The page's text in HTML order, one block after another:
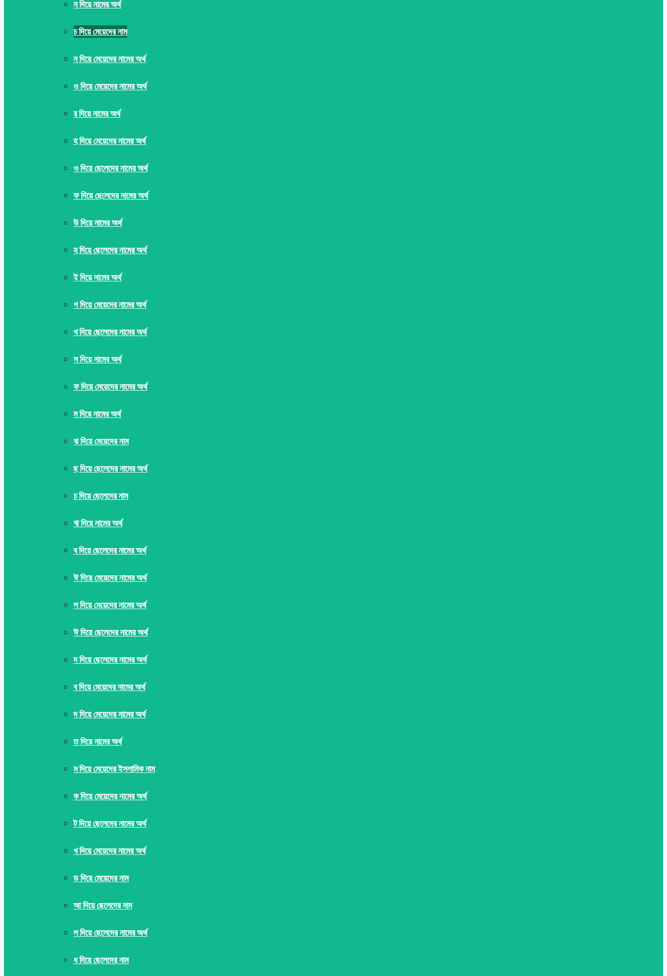
ন দিয়ে নামের অর্থ
চ দিয়ে মেয়েদের নাম
ন দিয়ে মেয়েদের নামের অর্থ
ও দিয়ে মেয়েদের নামের অর্থ
র দিয়ে নামের অর্থ
হ দিয়ে মেয়েদের নামের অর্থ
ও দিয়ে ছেলেদের নামের অর্থ
ফ দিয়ে ছেলেদের নামের অর্থ
উ দিয়ে নামের অর্থ
হ দিয়ে ছেলেদের নামের অর্থ
ই দিয়ে নামের অর্থ
গ দিয়ে মেয়েদের নামের অর্থ
খ দিয়ে ছেলেদের নামের অর্থ
স দিয়ে নামের অর্থ
ফ দিয়ে মেয়েদের নামের অর্থ
ম দিয়ে নামের অর্থ
ঝ দিয়ে মেয়েদের নাম
ছ দিয়ে ছেলেদের নামের অর্থ
চ দিয়ে ছেলেদের নাম
ঋ দিয়ে নামের অর্থ
ব দিয়ে ছেলেদের নামের অর্থ
ঈ দিয়ে মেয়েদের নামের অর্থ
ল দিয়ে মেয়েদের নামের অর্থ
ঈ দিয়ে ছেলেদের নামের অর্থ
দ দিয়ে ছেলেদের নামের অর্থ
ব দিয়ে মেয়েদের নামের অর্থ
দ দিয়ে মেয়েদের নামের অর্থ
ত দিয়ে নামের অর্থ
ম দিয়ে মেয়েদের ইসলামিক নাম
ক দিয়ে মেয়েদের নামের অর্থ
ট দিয়ে ছেলেদের নামের অর্থ
খ দিয়ে মেয়েদের নামের অর্থ
ড দিয়ে মেয়েদের নাম
আ দিয়ে ছেলেদের নাম
ল দিয়ে ছেলেদের নামের অর্থ
ধ দিয়ে ছেলেদের নাম